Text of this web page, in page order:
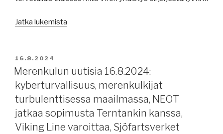
Marko
Rahikainen
kommentoi
autonomiaa,
luotsiportaista,
rahdit
Jatka lukemista
JULKAISTU
16.8.2024
Merenkulun uutisia 16.8.2024:
kyberturvallisuus, merenkulkijat
turbulenttisessa maailmassa, NEOT
jatkaa sopimusta Terntankin kanssa,
Viking Line varoittaa, Sjöfartsverket